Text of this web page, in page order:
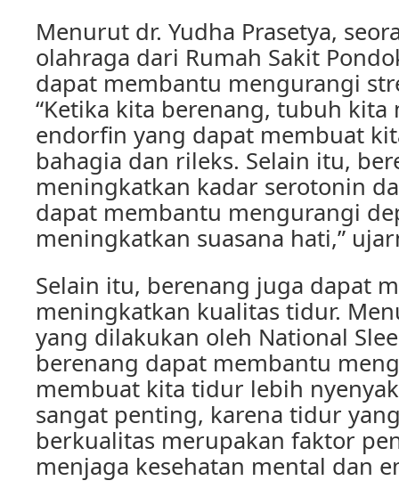
Menurut dr. Yudha Prasetya,
olahraga dari Rumah Sakit
dapat membantu mengurangi
“Ketika kita berenang, tubuh
endorfin yang dapat membuat
bahagia dan rileks. Selain itu,
meningkatkan kadar serotonin
dapat membantu mengurangi
meningkatkan suasana hati,”
Selain itu, berenang juga dapat
meningkatkan kualitas tidur.
yang dilakukan oleh National
berenang dapat membantu
membuat kita tidur lebih
sangat penting, karena tidur
berkualitas merupakan faktor
menjaga kesehatan mental dan